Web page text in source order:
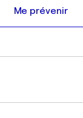
Me prévenir